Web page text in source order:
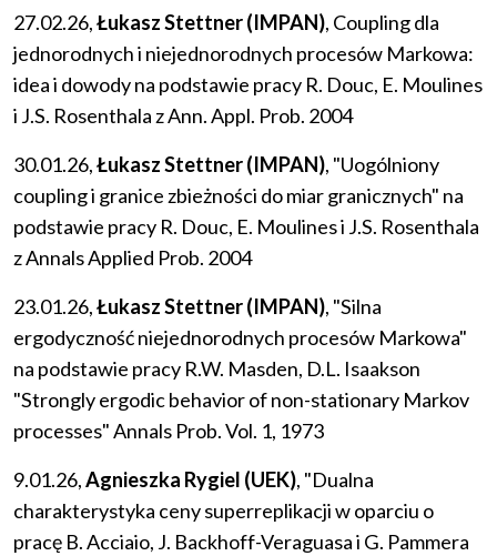
27.02.26,Łukasz Stettner (IMPAN), Coupling dla
jednorodnych i niejednorodnych procesów Markowa:
idea i dowody na podstawie pracy R. Douc, E. Moulines
i J.S. Rosenthala z Ann. Appl. Prob. 2004
30.01.26,Łukasz Stettner (IMPAN), "Uogólniony
coupling i granice zbieżności do miar granicznych" na
podstawie pracy R. Douc, E. Moulines i J.S. Rosenthala
z Annals Applied Prob. 2004
23.01.26,Łukasz Stettner (IMPAN), "Silna
ergodyczność niejednorodnych procesów Markowa"
na podstawie pracy R.W. Masden, D.L. Isaakson
"Strongly ergodic behavior of non-stationary Markov
processes" Annals Prob. Vol. 1, 1973
9.01.26,Agnieszka Rygiel (UEK), "Dualna
charakterystyka ceny superreplikacji w oparciu o
pracę B. Acciaio, J. Backhoff-Veraguasa i G. Pammera